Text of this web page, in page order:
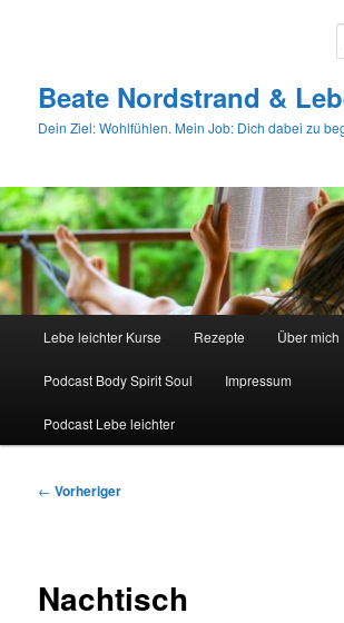
Beate Nordstrand &
Dein Ziel: Wohlfühlen. Mein Job: Dich dabei zu
Lebe leichter Kurse Rezepte Über mich
Podcast Body Spirit Soul Impressum
Podcast Lebe leichter
Beitragsnavigation
← Vorheriger
Nachtisch